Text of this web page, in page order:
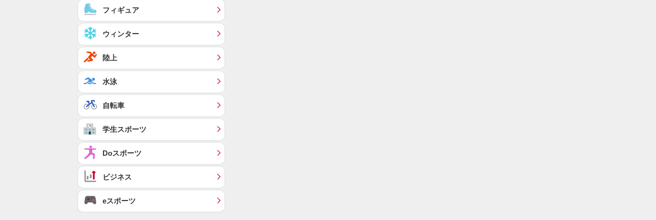
フィギュア
ウィンター
陸上
水泳
自転車
学生スポーツ
Doスポーツ
ビジネス
eスポーツ